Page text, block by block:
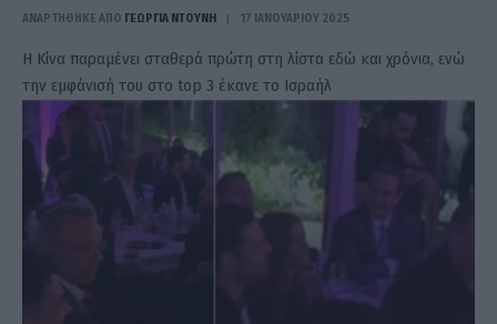
ΑΝΑΡΤΗΘΗΚΕ ΑΠΟ ΓΕΩΡΓΊΑ ΝΤΟΎΝΗ 17 ΙΑΝΟΥΑΡΊΟΥ 2025
Η Κίνα παραμένει σταθερά πρώτη στη λίστα εδώ και χρόνια, ενώ
την εμφάνισή του στο top 3 έκανε το Ισραήλ